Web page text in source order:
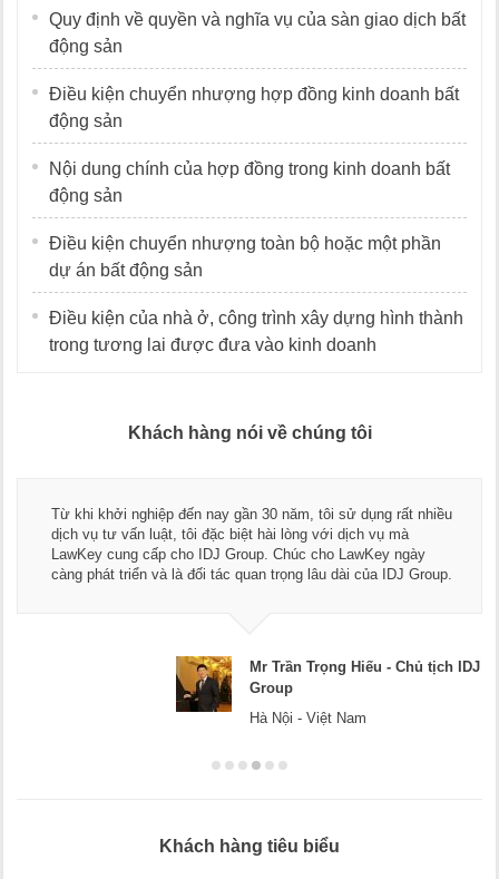
Quy định về quyền và nghĩa vụ của sàn giao dịch bất
động sản
Điều kiện chuyển nhượng hợp đồng kinh doanh bất
động sản
Nội dung chính của hợp đồng trong kinh doanh bất
động sản
Điều kiện chuyển nhượng toàn bộ hoặc một phần
dự án bất động sản
Điều kiện của nhà ở, công trình xây dựng hình thành
trong tương lai được đưa vào kinh doanh
Khách hàng nói về chúng tôi
Từ khi khởi nghiệp đến nay gần 30 năm, tôi sử dụng rất nhiều
dịch vụ tư vấn luật, tôi đặc biệt hài lòng với dịch vụ mà
LawKey cung cấp cho IDJ Group. Chúc cho LawKey ngày
càng phát triển và là đối tác quan trọng lâu dài của IDJ Group.
Mr Trần Trọng Hiếu - Chủ tịch IDJ
Group
Hà Nội - Việt Nam
Khách hàng tiêu biểu